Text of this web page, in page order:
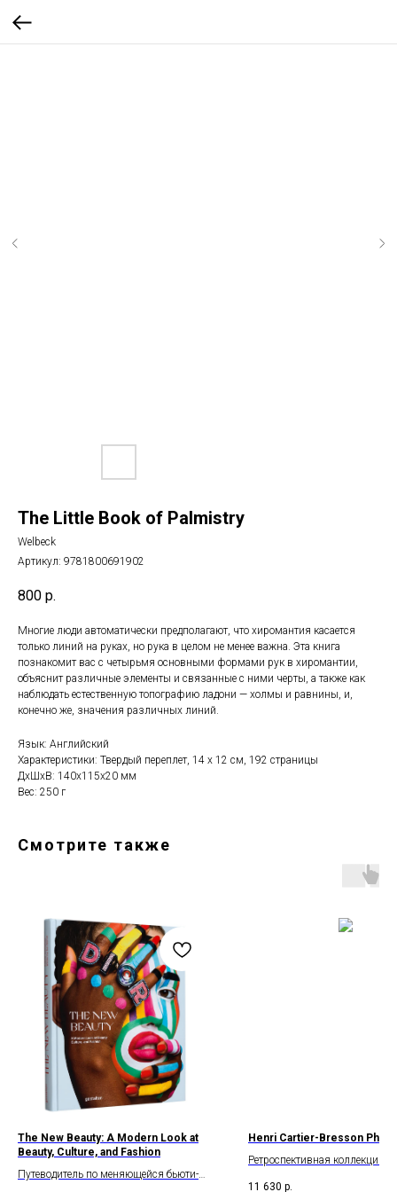
The Little Book of Palmistry
Welbeck
Артикул: 9781800691902
800 р.
Многие люди автоматически предполагают, что хиромантия касается
только линий на руках, но рука в целом не менее важна. Эта книга
познакомит вас с четырьмя основными формами рук в хиромантии,
объяснит различные элементы и связанные с ними черты, а также как
наблюдать естественную топографию ладони — холмы и равнины, и,
конечно же, значения различных линий.
Язык: Английский
Характеристики: Твердый переплет, 14 х 12 см, 192 страницы
ДxШxВ: 140x115x20 мм
Вес: 250 г
Смотрите также
The New Beauty: A Modern Look at
Beauty, Culture, and Fashion
Путеводитель по меняющейся бьюти-
Henri Cartier-Bresson
Ретроспективная коллекция
11 630 р.